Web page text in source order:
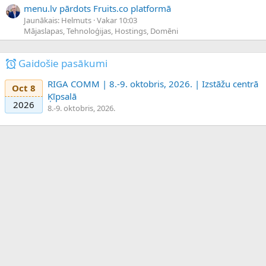
menu.lv pārdots Fruits.co platformā
Jaunākais: Helmuts Vakar 10:03
Mājaslapas, Tehnoloģijas, Hostings, Domēni
Gaidošie pasākumi
Oct 8
2026
RIGA COMM | 8.-9. oktobris, 2026. | Izstāžu centrā
Ķīpsalā
8.-9. oktobris, 2026.